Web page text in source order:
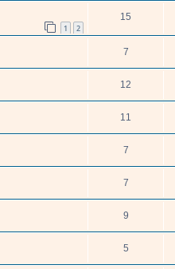
1 2
15
7
12
11
7
7
9
5